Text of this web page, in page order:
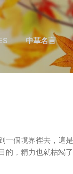
內容
中華名言
個境界裡去，這
的，精力也就枯竭